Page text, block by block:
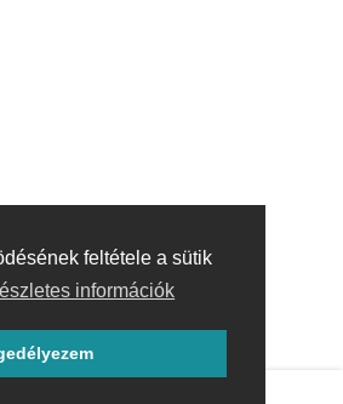
feltétele a sütik
információk